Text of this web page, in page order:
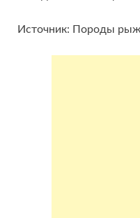
Источник: Породы